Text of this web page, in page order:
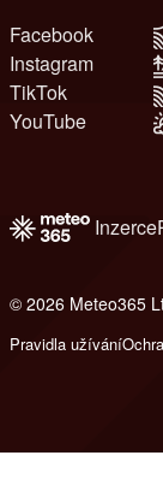
Facebook
Instagram
TikTok
YouTube
Inzerce
© 2026 Meteo365
Pravidla užívání